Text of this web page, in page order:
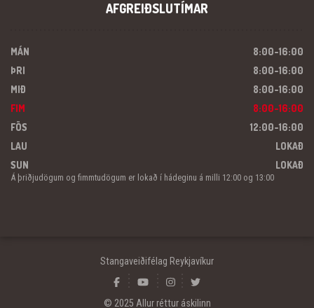
AFGREIÐSLUTÍMAR
MÁN
8:00-16:00
ÞRI
8:00-16:00
MIÐ
8:00-16:00
FIM
8:00-16:00
FÖS
12:00-16:00
LAU
LOKAÐ
SUN
LOKAÐ
Á þriðjudögum og fimmtudögum er lokað í hádeginu á milli 12:00 og 13:00
Stangaveiðifélag Reykjavíkur
© 2025 Allur réttur áskilinn